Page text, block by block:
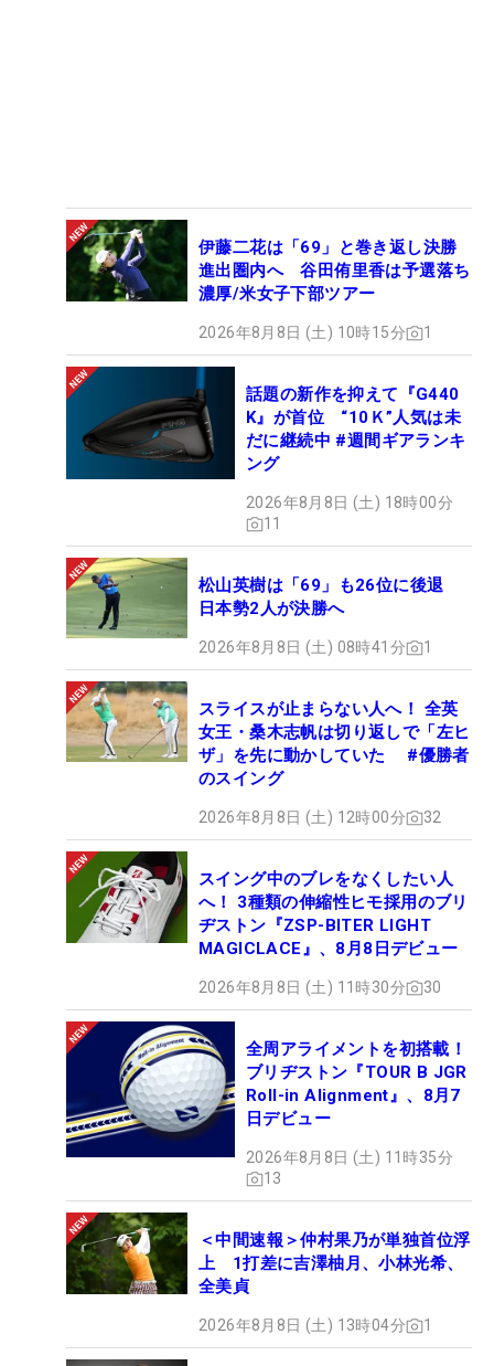
伊藤二花は「69」と巻き返し決勝
進出圏内へ 谷田侑里香は予選落ち
濃厚/米女子下部ツアー
2026年8月8日 (土) 10時15分 1
話題の新作を抑えて『G440
K』が首位 “10Ｋ”人気は未
だに継続中 #週間ギアランキ
ング
2026年8月8日 (土) 18時00分
11
松山英樹は「69」も26位に後退
日本勢2人が決勝へ
2026年8月8日 (土) 08時41分 1
スライスが止まらない人へ！ 全英
女王・桑木志帆は切り返しで「左ヒ
ザ」を先に動かしていた #優勝者
のスイング
2026年8月8日 (土) 12時00分 32
スイング中のブレをなくしたい人
へ！ 3種類の伸縮性ヒモ採用のブリ
ヂストン『ZSP-BITER LIGHT
MAGICLACE』、8月8日デビュー
2026年8月8日 (土) 11時30分 30
全周アライメントを初搭載！
ブリヂストン『TOUR B JGR
Roll-in Alignment』、8月7
日デビュー
2026年8月8日 (土) 11時35分
13
＜中間速報＞仲村果乃が単独首位浮
上 1打差に吉澤柚月、小林光希、
全美貞
2026年8月8日 (土) 13時04分 1